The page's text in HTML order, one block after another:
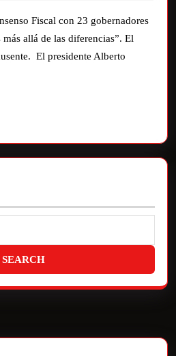
Fiscal con 23 gobernadores
allá de las diferencias”. El
El presidente Alberto